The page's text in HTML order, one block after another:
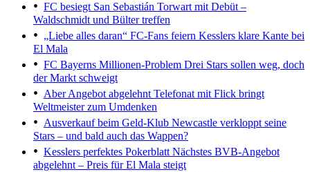
FC besiegt San Sebastián Torwart mit Debüt –
Waldschmidt und Bülter treffen
„Liebe alles daran“ FC-Fans feiern Kesslers klare Kante bei
El Mala
FC Bayerns Millionen-Problem Drei Stars sollen weg, doch
der Markt schweigt
Aber Angebot abgelehnt Telefonat mit Flick bringt
Weltmeister zum Umdenken
Ausverkauf beim Geld-Klub Newcastle verkloppt seine
Stars – und bald auch das Wappen?
Kesslers perfektes Pokerblatt Nächstes BVB-Angebot
abgelehnt – Preis für El Mala steigt